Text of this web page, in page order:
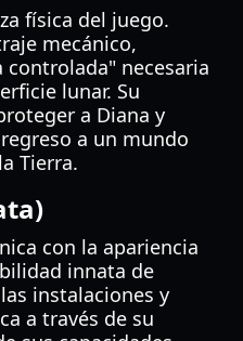
física del juego.
mecánico,
necesaria
lunar. Su
a Diana y
a un mundo
Tierra.
con la apariencia
innata de
instalaciones y
a través de su